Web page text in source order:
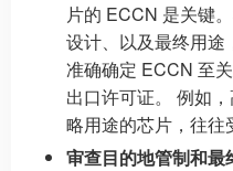
片的 ECCN 是关键
设计、以及最终用途
准确确定 ECCN 至
出口许可证。 例如
略用途的芯片，往往
审查目的地管制和最